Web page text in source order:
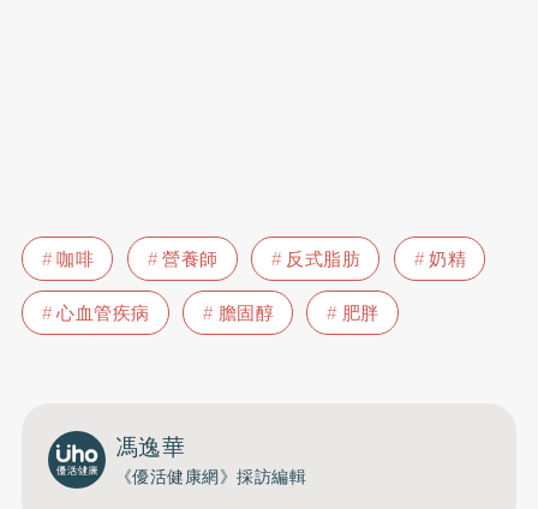
咖啡 營養師 反式脂肪
奶精
心血管疾病
膽固醇 肥胖
馮逸華
《優活健康網》採訪編輯